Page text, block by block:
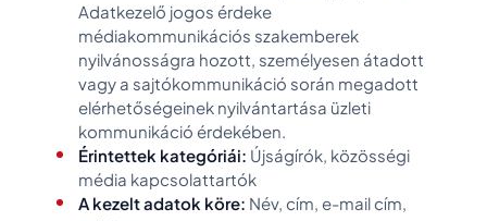
Adatkezelő jogos érdeke
médiakommunikációs szakemberek
nyilvánosságra hozott, személyesen átadott
vagy a sajtókommunikáció során megadott
elérhetőségeinek nyilvántartása üzleti
kommunikáció érdekében.
Érintettek kategóriái: Újságírók, közösségi
média kapcsolattartók
A kezelt adatok köre: Név, cím, e-mail cím,